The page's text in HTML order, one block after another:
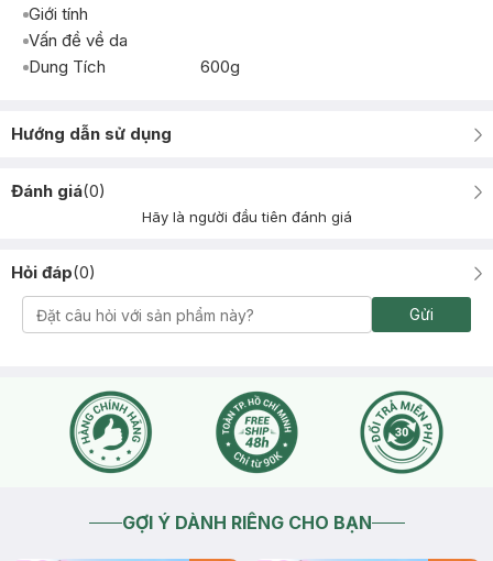
Giới tính
Vấn đề về da
Dung Tích
600g
Hướng dẫn sử dụng
Đánh giá(0)
Hãy là người đầu tiên đánh giá
Hỏi đáp(0)
Gửi
GỢI Ý DÀNH RIÊNG CHO BẠN